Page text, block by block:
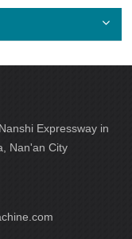
Expressway in
Nan'an City